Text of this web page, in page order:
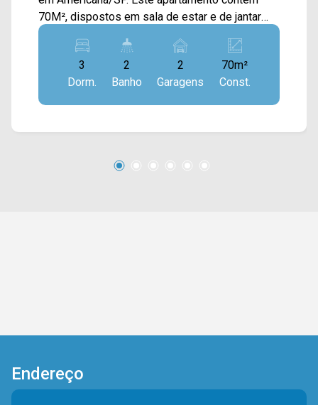
70M², dispostos em sala de estar e de jantar
integradas, cozinha toda planejada e conectada
com a área de serviço, e sacada gourmet com
churrasqueira. > 03 quartos, sendo 01 suíte; > 02
banheiros, sendo 01 social; > 02 vagas de
garagem cobertas. Localizado no bairro Jardim
Nossa Sra. de Fátima, Av. Paulista, Av. da
conta com Mc Donald`s, Burger King,
3
Dorm.
2
Banho
2
Garagens
70m²
Const.
Endereço